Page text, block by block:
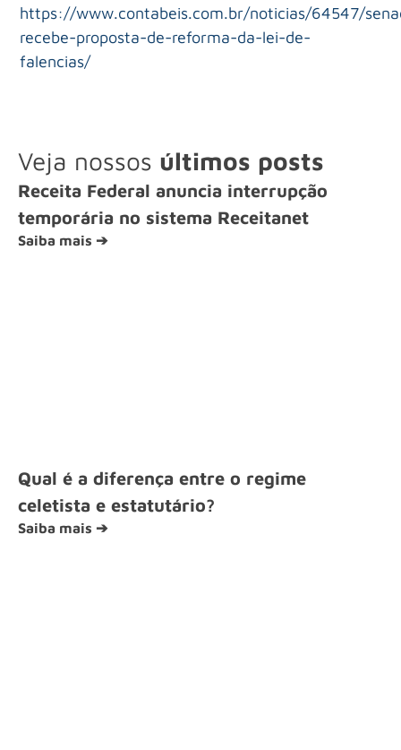
https://www.contabeis.com.br/noticias/64547/
recebe-proposta-de-reforma-da-lei-de-
falencias/
Veja nossos últimos posts
Receita Federal anuncia interrupção
temporária no sistema Receitanet
Saiba mais ➔
Qual é a diferença entre o regime
celetista e estatutário?
Saiba mais ➔